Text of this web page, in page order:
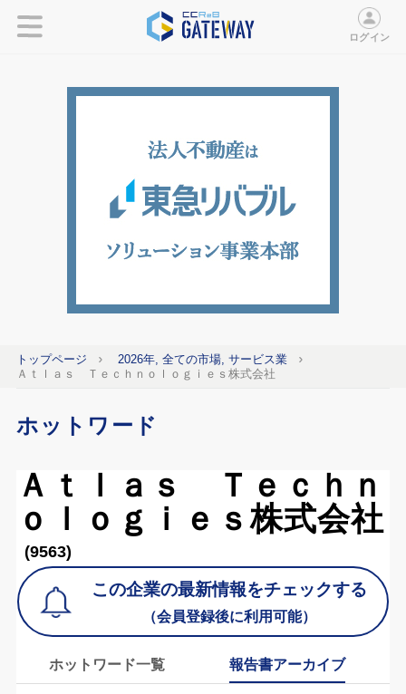
ログイン
トップページ
2026年, 全ての市場, サービス業
Ａｔｌａｓ Ｔｅｃｈｎｏｌｏｇｉｅｓ株式会社
ホットワード
Ａｔｌａｓ Ｔｅｃｈｎ
ｏｌｏｇｉｅｓ株式会社
(9563)
この企業の最新情報をチェックする
（会員登録後に利用可能）
ホットワード一覧 報告書アーカイブ